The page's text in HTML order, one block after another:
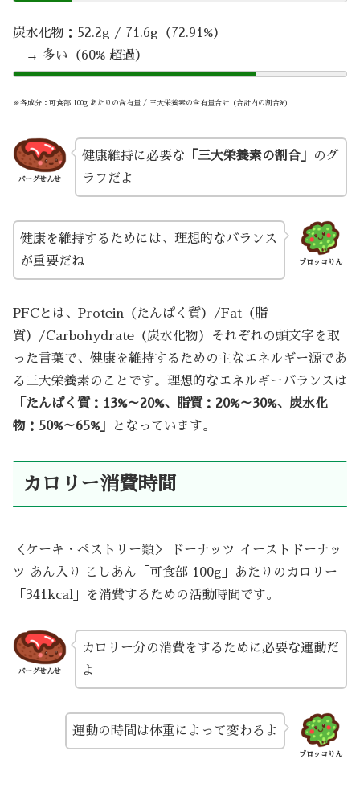
炭水化物：52.2g / 71.6g（72.91%）
→ 多い（60% 超過）
※各成分：可食部 100g あたりの含有量 / 三大栄養素の含有量合計（合計内の割合%）
バーグせんせ
健康維持に必要な 「三大栄養素の割合」
のグ
ラフだよ
ブロッコりん
健康を維持するためには、理想的なバランス
が重要だね
PFCとは、Protein（たんぱく質）/Fat（脂
質）/Carbohydrate（炭水化物）それぞれの頭文字を取
った言葉で、健康を維持するための主なエネルギー源であ
る三大栄養素のことです。理想的なエネルギーバランスは
「たんぱく質：13%～20%、脂質：20%～30%、炭水化
物：50%～65%」
となっています。
カロリー消費時間
＜ケーキ・ペストリー類＞ ドーナッツ イーストドーナッ
ツ あん入り こしあん「可食部 100g」あたりのカロリー
「341kcal」を消費するための活動時間です。
バーグせんせ
カロリー分の消費をするために必要な運動だ
よ
ブロッコりん
運動の時間は体重によって変わるよ